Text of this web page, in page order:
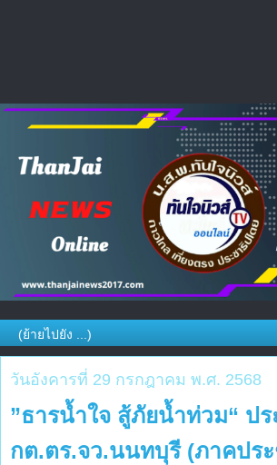
วันอังคารที่ 29 กรกฎาคม พ.ศ. 2568
”ธารน้ำใจ สู้ภัยน้ำท่วม“ ป
กต.ตร.จว.นนทบุรี (ภาคปร